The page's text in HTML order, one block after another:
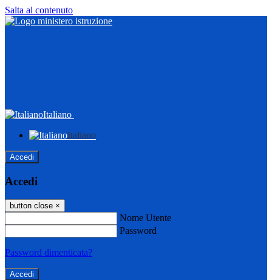
Salta al contenuto
Italiano
Italiano
Accedi
Accedi
button close ×
Nome Utente
Password
Password dimenticata?